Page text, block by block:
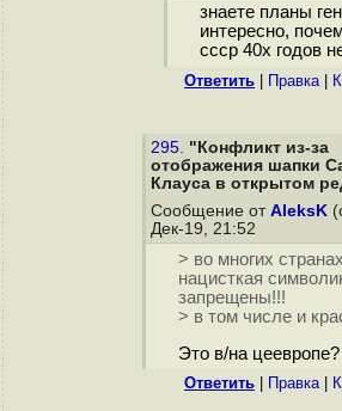
знаете планы
интересно,
ссср 40х годов
Ответить Правка|
295. "Конфликт из-за
отображения шапки
Клауса в открытом
Сообщение от AleksK
Дек-19, 21:52
> во многих
нацисткая
запрещены!!!
> в том числе и
Это в/на цеевропе?
Ответить Правка|